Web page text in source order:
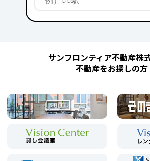
サンフロンティア不動産株
不動産をお探しの方